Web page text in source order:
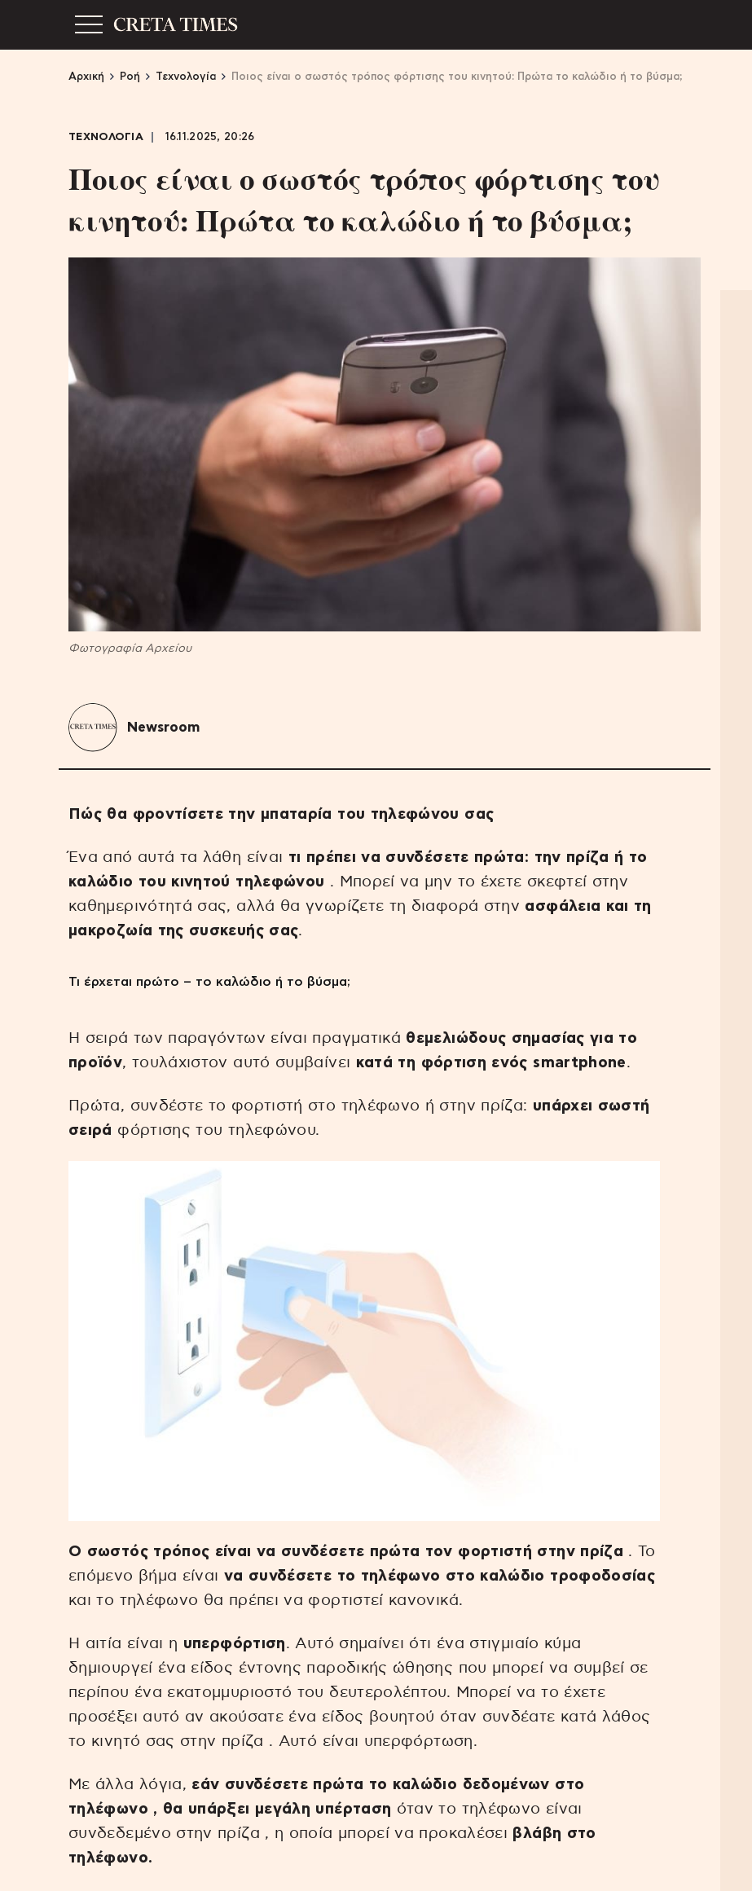
Αρχική Ροή Τεχνολογία Ποιος είναι ο σωστός τρόπος φόρτισης του κινητού: Πρώτα το καλώδιο ή το βύσμα;
ΤΕΧΝΟΛΟΓΙΑ 16.11.2025, 20:26
Ποιος είναι ο σωστός τρόπος φόρτισης του
κινητού: Πρώτα το καλώδιο ή το βύσμα;
Φωτογραφία Αρχείου
Newsroom
Πώς θα φροντίσετε την μπαταρία του τηλεφώνου σας
Ένα από αυτά τα λάθη είναι τι πρέπει να συνδέσετε πρώτα: την πρίζα ή το
καλώδιο του κινητού τηλεφώνου . Μπορεί να μην το έχετε σκεφτεί στην
καθημερινότητά σας, αλλά θα γνωρίζετε τη διαφορά στην ασφάλεια και τη
μακροζωία της συσκευής σας.
Τι έρχεται πρώτο – το καλώδιο ή το βύσμα;
Η σειρά των παραγόντων είναι πραγματικά θεμελιώδους σημασίας για το
προϊόν, τουλάχιστον αυτό συμβαίνει κατά τη φόρτιση ενός smartphone.
Πρώτα, συνδέστε το φορτιστή στο τηλέφωνο ή στην πρίζα: υπάρχει σωστή
σειρά φόρτισης του τηλεφώνου.
Ο σωστός τρόπος είναι να συνδέσετε πρώτα τον φορτιστή στην πρίζα . Το
επόμενο βήμα είναι να συνδέσετε το τηλέφωνο στο καλώδιο τροφοδοσίας
και το τηλέφωνο θα πρέπει να φορτιστεί κανονικά.
Η αιτία είναι η υπερφόρτιση. Αυτό σημαίνει ότι ένα στιγμιαίο κύμα
δημιουργεί ένα είδος έντονης παροδικής ώθησης που μπορεί να συμβεί σε
περίπου ένα εκατομμυριοστό του δευτερολέπτου. Μπορεί να το έχετε
προσέξει αυτό αν ακούσατε ένα είδος βουητού όταν συνδέατε κατά λάθος
το κινητό σας στην πρίζα . Αυτό είναι υπερφόρτωση.
Με άλλα λόγια, εάν συνδέσετε πρώτα το καλώδιο δεδομένων στο
τηλέφωνο , θα υπάρξει μεγάλη υπέρταση όταν το τηλέφωνο είναι
συνδεδεμένο στην πρίζα , η οποία μπορεί να προκαλέσει βλάβη στο
τηλέφωνο.